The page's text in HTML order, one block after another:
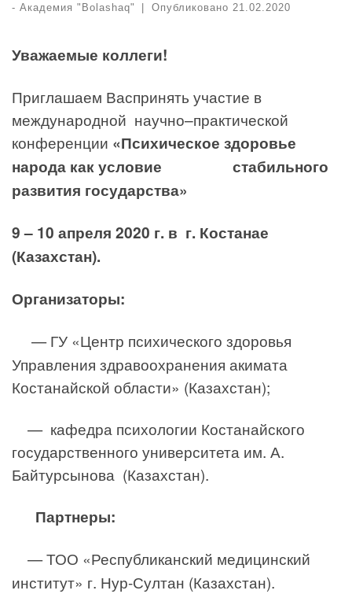
- Академия "Bolashaq" | Опубликовано 21.02.2020
Уважаемые коллеги!
Приглашаем Васпринять участие в
международной научно–практической
конференции «Психическое здоровье
народа как условие стабильного
развития государства»
9 – 10 апреля 2020 г. в г. Костанае
(Казахстан).
Организаторы:
— ГУ «Центр психического здоровья
Управления здравоохранения акимата
Костанайской области» (Казахстан);
— кафедра психологии Костанайского
государственного университета им. А.
Байтурсынова (Казахстан).
Партнеры:
— ТОО «Республиканский медицинский
институт» г. Нур-Султан (Казахстан).